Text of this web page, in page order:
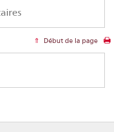
Début de la page